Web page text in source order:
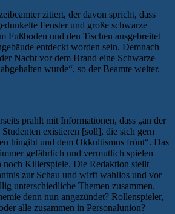
zitiert, der davon spricht, dass
Fenster und große schwarze
und den Tischen ausgebreitet
entdeckt worden sein. Demnach
Nacht vor dem Brand eine Schwarze
wurde“, so der Beamte weiter.
prahlt mit Informationen, dass „an der
existieren [soll], die sich gern
hingibt und dem Okkultismus frönt“. Das
gefährlich und vermutlich spielen
noch Killerspiele. Die Redaktion stellt
zur Schau und wirft wahllos und vor
unterschiedliche Themen zusammen.
denn nun angezündet? Rollenspieler,
alle zusammen in Personalunion?